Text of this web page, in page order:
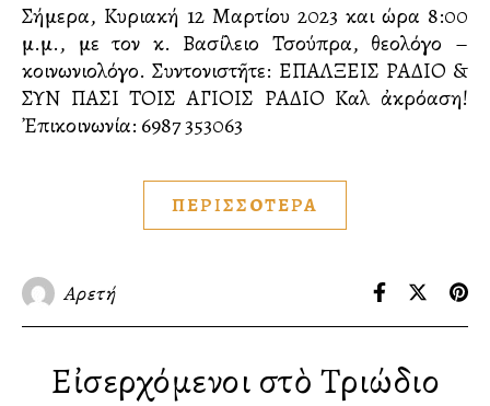
Σήμερα, Κυριακή 12 Μαρτίου 2023 και ώρα 8:00
μ.μ., με τον κ. Βασίλειο Τσούπρα, θεολόγο –
κοινωνιολόγο. Συντονιστῆτε: ΕΠΑΛΞΕΙΣ ΡΑΔΙΟ &
ΣΥΝ ΠΑΣΙ ΤΟΙΣ ΑΓΙΟΙΣ ΡΑΔΙΟ Καλὴ ἀκρόαση!
Ἐπικοινωνία:️ 6987 353063
ΠΕΡΙΣΣΟΤΕΡΑ
Αρετή
Εἰσερχόμενοι στὸ Τριώδιο